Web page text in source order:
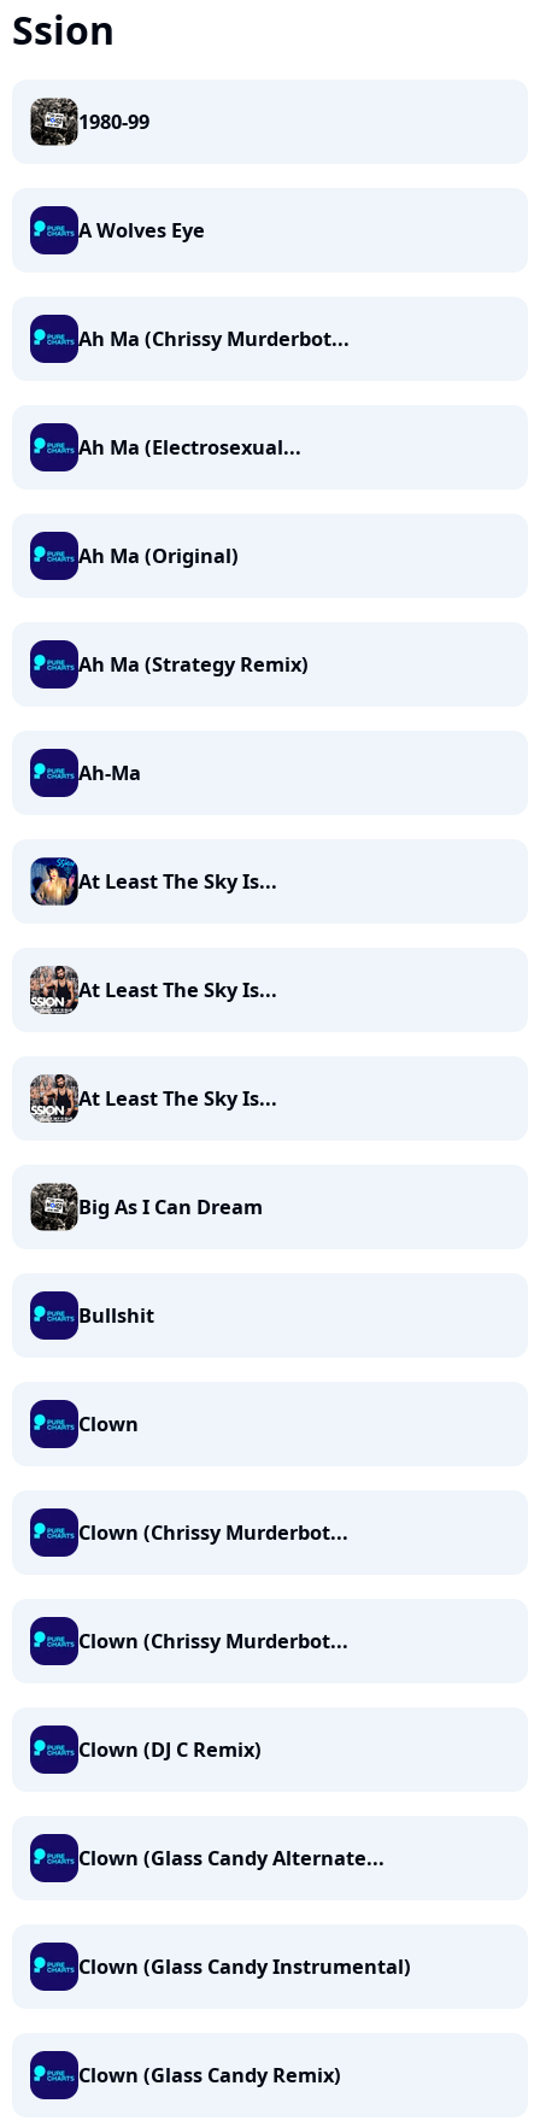
Ssion
1980-99
A Wolves Eye
Ah Ma (Chrissy Murderbot...
Ah Ma (Electrosexual...
Ah Ma (Original)
Ah Ma (Strategy Remix)
Ah-Ma
At Least The Sky Is...
At Least The Sky Is...
At Least The Sky Is...
Big As I Can Dream
Bullshit
Clown
Clown (Chrissy Murderbot...
Clown (Chrissy Murderbot...
Clown (DJ C Remix)
Clown (Glass Candy Alternate...
Clown (Glass Candy Instrumental)
Clown (Glass Candy Remix)